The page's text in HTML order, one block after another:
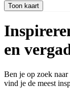
Toon kaart
en
Ben je op zoek
vind je de meest